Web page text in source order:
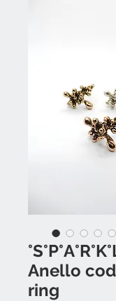
Anello
ring